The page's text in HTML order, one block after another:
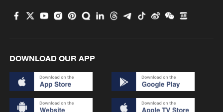
DOWNLOAD OUR APP